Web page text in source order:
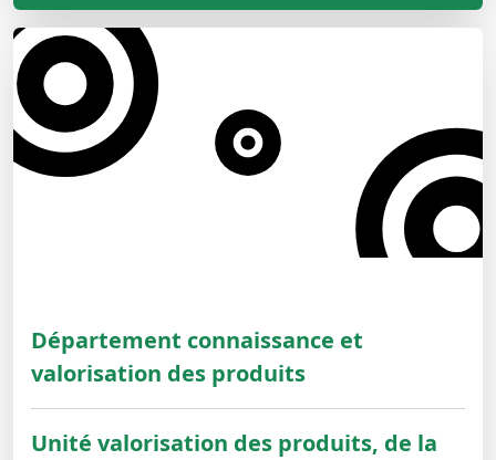
Département connaissance et
valorisation des produits
Unité valorisation des produits, de la